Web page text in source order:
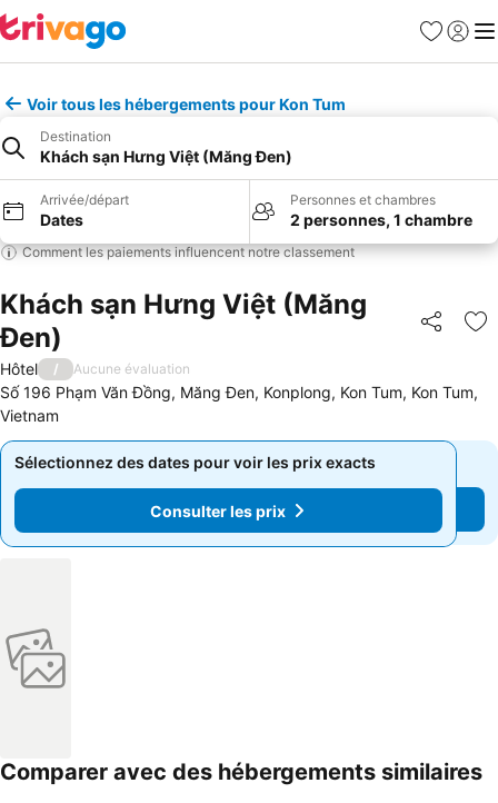
Favoris
Se
Voir tous les hébergements pour Kon Tum
Destination
Khách sạn Hưng Việt (Măng Đen)
Arrivée/départ
Dates
Personnes et chambres
2 personnes, 1 chambre
Comment les paiements influencent notre classement
Khách sạn Hưng Việt (Măng
Đen)
Partager
Hôtel / Aucune évaluation
Số 196 Phạm Văn Đồng, Măng Đen, Konplong, Kon Tum, Kon Tum,
Vietnam
Sélectionnez des dates pour voir les prix exacts
Consulter les prix
Sélectionnez des dates pour voir les prix exacts
Consulter les prix
Comparer avec des hébergements similaires